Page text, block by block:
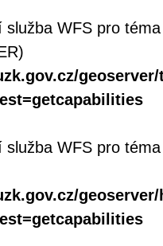
služba WFS pro
služba WFS pro